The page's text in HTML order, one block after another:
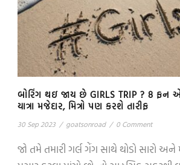
બોરિંગ થઇ જાય છે GIRLS TRIP ? 8 ફન
યાત્રા મજેદાર, મિત્રો પણ કરશે તારીફ
30 Sep 2023 / goatsonroad / 0 Comment
જો તમે તમારી ગર્લ ગેંગ સાથે થોડો સારો